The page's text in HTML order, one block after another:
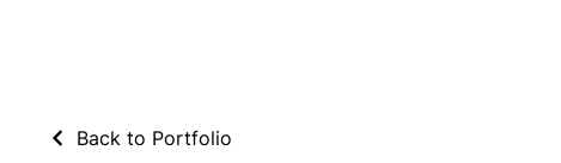
Back to Portfolio